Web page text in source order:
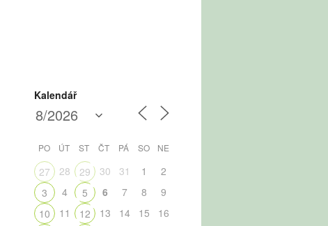
Kalendář
PO ÚT ST ČT PÁ SO NE
27 28 29 30 31 1
2
3
4 5 6 7 8
9
10
11 12 13 14 15
16